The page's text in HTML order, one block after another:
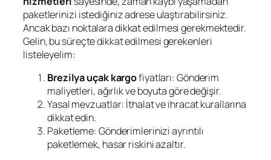
paketlerinizi istediğiniz adrese ulaştırabilirsiniz.
Ancak bazı noktalara dikkat edilmesi gerekmektedir.
Gelin, bu süreçte dikkat edilmesi gerekenleri
listeleyelim:
Brezilya uçak kargofiyatları: Gönderim
maliyetleri, ağırlık ve boyuta göre değişir.
Yasal mevzuatlar: İthalat ve ihracat kurallarına
dikkat edin.
Paketleme: Gönderimlerinizi ayrıntılı
paketlemek, hasar riskini azaltır.